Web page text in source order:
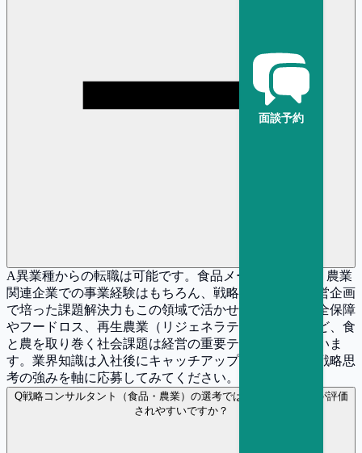
面談予約
A異業種からの転職は可能です。食品メーカー、商社、農業
関連企業での事業経験はもちろん、戦略コンサルや経営企画
で培った課題解決力もこの領域で活かせます。食料安全保障
やフードロス、再生農業（リジェネラティブ農業）など、食
と農を取り巻く社会課題は経営の重要テーマとなっていま
す。業界知識は入社後にキャッチアップ可能なので、戦略思
考の強みを軸に応募してみてください。
Q戦略コンサルタント（食品・農業）の選考ではどのような経験が評価
されやすいですか？